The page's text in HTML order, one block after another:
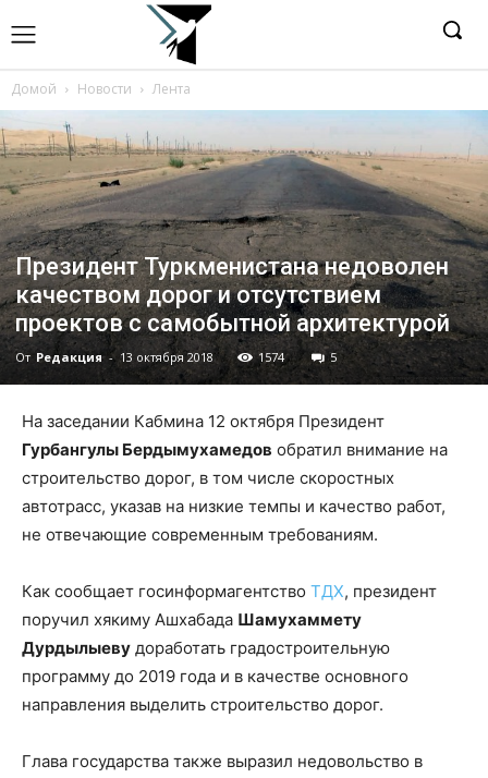
Домой Новости Лента
Президент Туркменистана недоволен
качеством дорог и отсутствием
проектов с самобытной архитектурой
От Редакция - 13 октября 2018 1574 5
На заседании Кабмина 12 октября Президент
Гурбангулы Бердымухамедов обратил внимание на
строительство дорог, в том числе скоростных
автотрасс, указав на низкие темпы и качество работ,
не отвечающие современным требованиям.
Как сообщает госинформагентство ТДХ, президент
поручил хякиму Ашхабада Шамухаммету
Дурдылыеву доработать градостроительную
программу до 2019 года и в качестве основного
направления выделить строительство дорог.
Глава государства также выразил недовольство в